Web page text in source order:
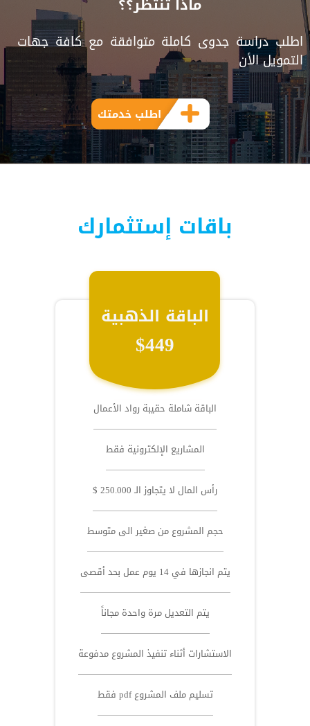
اطلب دراسة جدوى كاملة متوافقة مع كافة جهات
التمويل الأن
اطلب خدمتك
باقات إستثمارك
الباقة الذهبية
$449
الباقة شاملة حقيبة رواد الأعمال
المشاريع الإلكترونية فقط
رأس المال لا يتجاوز الـ 250.000 $
حجم المشروع من صغير الى متوسط
يتم انجازها في 14 يوم عمل بحد أقصى
يتم التعديل مرة واحدة مجاناً
الاستشارات أثناء تنفيذ المشروع مدفوعة
تسليم ملف المشروع pdf فقط